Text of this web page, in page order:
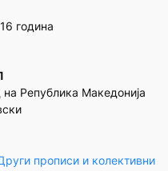
година
на Република Македонија
прописи и колективни